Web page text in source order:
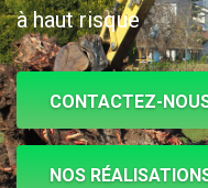
à haut risque
CONTACTEZ-
NOS